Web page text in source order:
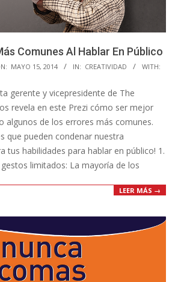
Comunes Al Hablar En Público
MAYO 15, 2014 IN: CREATIVIDAD
WITH:
gerente y vicepresidente de The
revela en este Prezi cómo ser mejor
algunos de los errores más comunes.
que pueden condenar nuestra
tus habilidades para hablar en público! 1.
limitados: La mayoría de los
LEER MÁS →